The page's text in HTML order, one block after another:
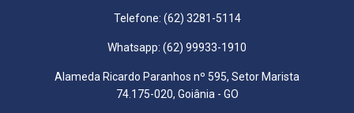
Telefone: (62) 3281-5114
Whatsapp: (62) 99933-1910
Alameda Ricardo Paranhos nº 595, Setor Marista
74.175-020, Goiânia - GO